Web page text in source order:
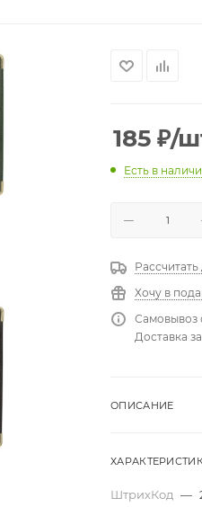
185 ₽/
Есть в
Рассчитать
Хочу в
Самовывоз
Доставка
ОПИСАНИЕ
ШтрихКод —